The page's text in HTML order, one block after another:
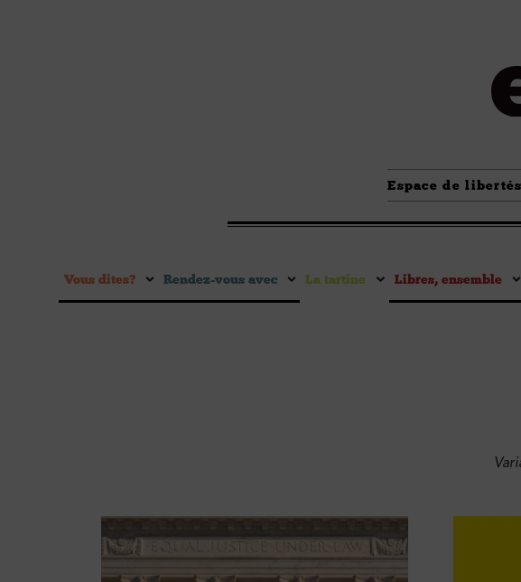
Espace de
Vous dites ? Rendez-vous avec La tartine Libres, ensemble